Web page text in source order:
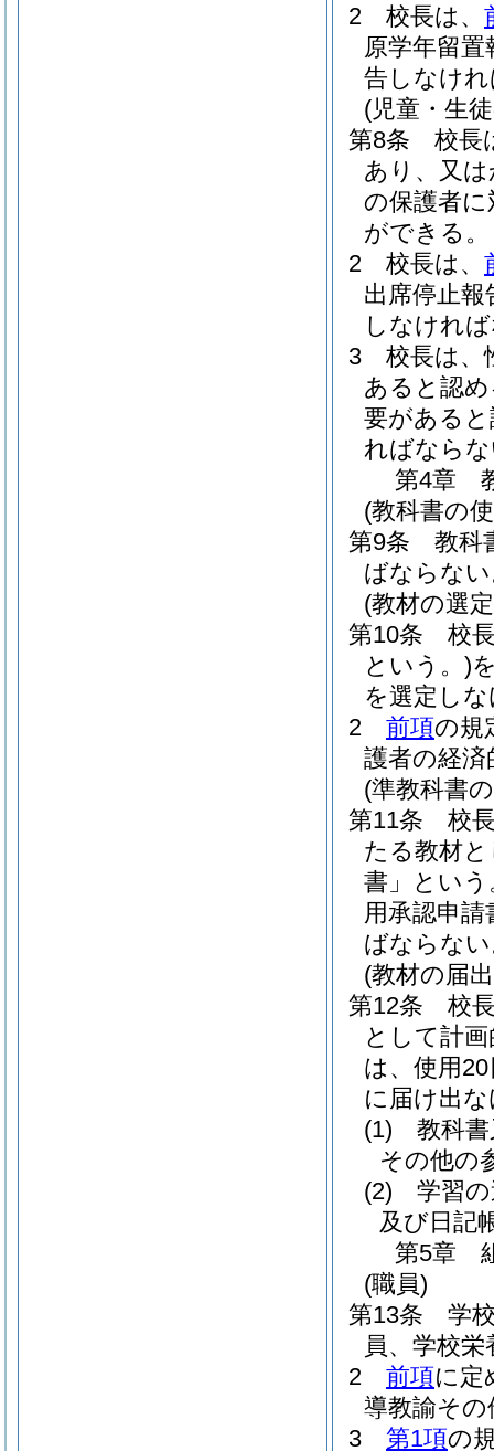
2
校長は、
原学年留置
告しなけ
(児童・生
第8条
校長
あり、又
の保護者
ができる。
2
校長は、
出席停止報
しなけれ
3
校長は、
あると認
要がある
ればなら
第4章
(教科書の
第9条
教科
ばならな
(教材の選
第10条
校
という。)
を選定し
2
前項の規
護者の経
(準教科書
第11条
校
たる教材
書」という
用承認申請
ばならな
(教材の届
第12条
校
として計
は、使用
に届け出
(1)
教科
その他の
(2)
学習
及び日記
第5章
(職員)
第13条
学
員、学校
2
前項に定
導教諭そ
3
第1項の